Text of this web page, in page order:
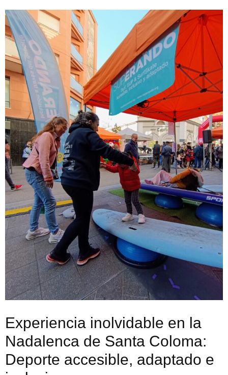
Experiencia inolvidable en la
Nadalenca de Santa Coloma:
Deporte accesible, adaptado e